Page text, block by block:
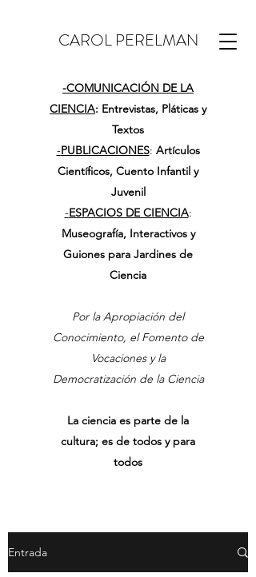
CAROL PERELMAN
-COMUNICACIÓN DE LA
CIENCIA: Entrevistas, Pláticas y
Textos
-PUBLICACIONES: Artículos
Científicos, Cuento Infantil y
Juvenil
-ESPACIOS DE CIENCIA:
Museografía, Interactivos y
Guiones para Jardines de
Ciencia
Por la Apropiación del
Conocimiento, el Fomento de
Vocaciones y la
Democratización de la Ciencia
La ciencia es parte de la
cultura; es de todos y para
todos
Entrada